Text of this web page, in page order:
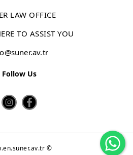
LAW OFFICE
TO ASSIST YOU
Follow Us
©